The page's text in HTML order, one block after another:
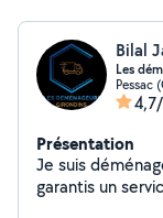
Bilal
Les
Pessac
Présentation
Je suis
garantis un